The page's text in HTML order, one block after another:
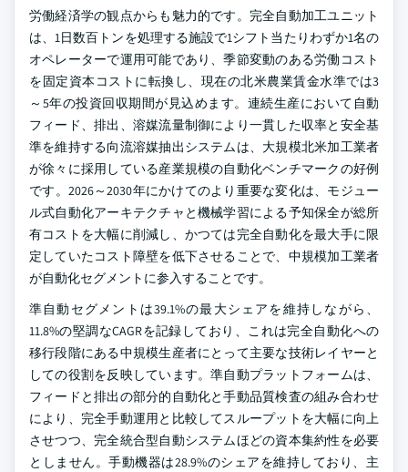
労働経済学の観点からも魅力的です。完全自動加工ユニット
は、1日数百トンを処理する施設で1シフト当たりわずか1名の
オペレーターで運用可能であり、季節変動のある労働コスト
を固定資本コストに転換し、現在の北米農業賃金水準では3
～5年の投資回収期間が見込めます。連続生産において自動
フィード、排出、溶媒流量制御により一貫した収率と安全基
準を維持する向流溶媒抽出システムは、大規模北米加工業者
が徐々に採用している産業規模の自動化ベンチマークの好例
です。2026～2030年にかけてのより重要な変化は、モジュー
ル式自動化アーキテクチャと機械学習による予知保全が総所
有コストを大幅に削減し、かつては完全自動化を最大手に限
定していたコスト障壁を低下させることで、中規模加工業者
が自動化セグメントに参入することです。
準自動セグメントは39.1%の最大シェアを維持しながら、
11.8%の堅調なCAGRを記録しており、これは完全自動化への
移行段階にある中規模生産者にとって主要な技術レイヤーと
しての役割を反映しています。準自動プラットフォームは、
フィードと排出の部分的自動化と手動品質検査の組み合わせ
により、完全手動運用と比較してスループットを大幅に向上
させつつ、完全統合型自動システムほどの資本集約性を必要
としません。手動機器は28.9%のシェアを維持しており、主